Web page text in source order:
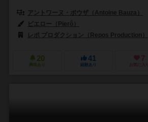
アントワーヌ・ボウザ（Antoine Bauza）
ピエロー（Pierô）
レポ プロダクション（Repos Production）
20
興味あり
41
経験あり
7
お気に入り